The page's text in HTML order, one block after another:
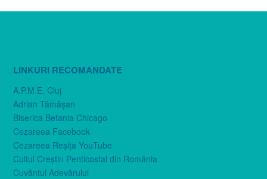
LINKURI RECOMANDATE
A.P.M.E. Cluj
Adrian Tămăşan
Biserica Betania Chicago
Cezareea Facebook
Cezareea Reşiţa YouTube
Cultul Creştin Penticostal din România
Cuvântul Adevărului